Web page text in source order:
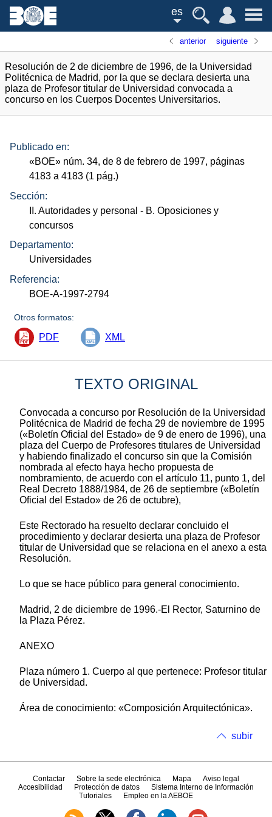
es
anterior siguiente
Resolución de 2 de diciembre de 1996, de la Universidad
Politécnica de Madrid, por la que se declara desierta una
plaza de Profesor titular de Universidad convocada a
concurso en los Cuerpos Docentes Universitarios.
Publicado en:
«BOE» núm. 34, de 8 de febrero de 1997, páginas
4183 a 4183 (1 pág.)
Sección:
II. Autoridades y personal - B. Oposiciones y
concursos
Departamento:
Universidades
Referencia:
BOE-A-1997-2794
Otros formatos:
PDF XML
TEXTO ORIGINAL
Convocada a concurso por Resolución de la Universidad
Politécnica de Madrid de fecha 29 de noviembre de 1995
(«Boletín Oficial del Estado» de 9 de enero de 1996), una
plaza del Cuerpo de Profesores titulares de Universidad
y habiendo finalizado el concurso sin que la Comisión
nombrada al efecto haya hecho propuesta de
nombramiento, de acuerdo con el artículo 11, punto 1, del
Real Decreto 1888/1984, de 26 de septiembre («Boletín
Oficial del Estado» de 26 de octubre),
Este Rectorado ha resuelto declarar concluido el
procedimiento y declarar desierta una plaza de Profesor
titular de Universidad que se relaciona en el anexo a esta
Resolución.
Lo que se hace público para general conocimiento.
Madrid, 2 de diciembre de 1996.-El Rector, Saturnino de
la Plaza Pérez.
ANEXO
Plaza número 1. Cuerpo al que pertenece: Profesor titular
de Universidad.
Área de conocimiento: «Composición Arquitectónica».
subir
Contactar Sobre la sede electrónica Mapa
Aviso legal
Accesibilidad
Protección de datos
Sistema Interno de Información
Tutoriales
Empleo en la AEBOE